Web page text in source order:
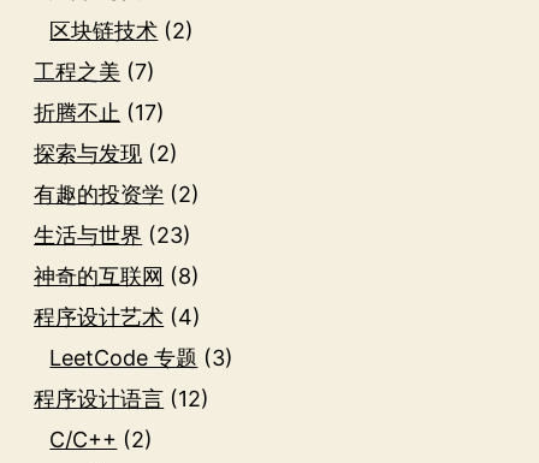
区块链技术 (2)
工程之美 (7)
折腾不止 (17)
探索与发现 (2)
有趣的投资学 (2)
生活与世界 (23)
神奇的互联网 (8)
程序设计艺术 (4)
LeetCode 专题 (3)
程序设计语言 (12)
C/C++ (2)